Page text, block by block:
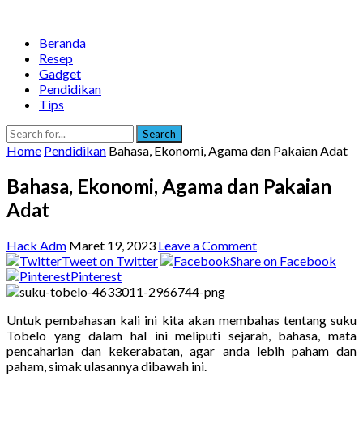
Beranda
Resep
Gadget
Pendidikan
Tips
Search
Home Pendidikan Bahasa, Ekonomi, Agama dan Pakaian Adat
Bahasa, Ekonomi, Agama dan Pakaian
Adat
Hack Adm Maret 19, 2023 Leave a Comment
Tweet on Twitter
Share on Facebook
Pinterest
Untuk pembahasan kali ini kita akan membahas tentang suku
Tobelo yang dalam hal ini meliputi sejarah, bahasa, mata
pencaharian dan kekerabatan, agar anda lebih paham dan
paham, simak ulasannya dibawah ini.